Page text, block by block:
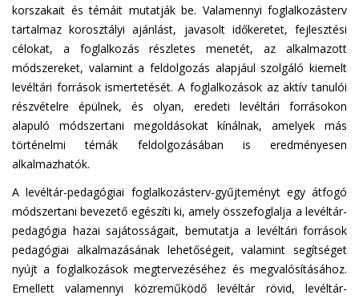
korszakait és témáit mutatják be. Valamennyi foglalkozásterv
tartalmaz korosztályi ajánlást, javasolt időkeretet, fejlesztési
célokat, a foglalkozás részletes menetét, az alkalmazott
módszereket, valamint a feldolgozás alapjául szolgáló kiemelt
levéltári források ismertetését. A foglalkozások az aktív tanulói
részvételre épülnek, és olyan, eredeti levéltári forrásokon
alapuló módszertani megoldásokat kínálnak, amelyek más
történelmi témák feldolgozásában is eredményesen
alkalmazhatók.
A levéltár-pedagógiai foglalkozásterv-gyűjteményt egy átfogó
módszertani bevezető egészíti ki, amely összefoglalja a levéltár-
pedagógia hazai sajátosságait, bemutatja a levéltári források
pedagógiai alkalmazásának lehetőségeit, valamint segítséget
nyújt a foglalkozások megtervezéséhez és megvalósításához.
Emellett valamennyi közreműködő levéltár rövid, levéltár-